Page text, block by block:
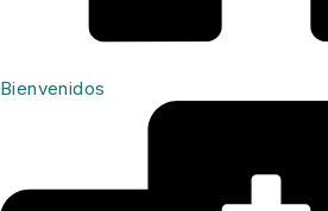
Bienvenidos